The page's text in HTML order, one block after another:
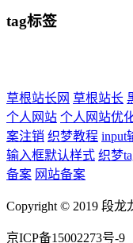
tag标签
草根站长网 草根站长
个人网站 个人网站优
案注销 织梦教程 input
输入框默认样式 织梦
备案 网站备案
Copyright © 2019 段龙
京ICP备15002273号-9